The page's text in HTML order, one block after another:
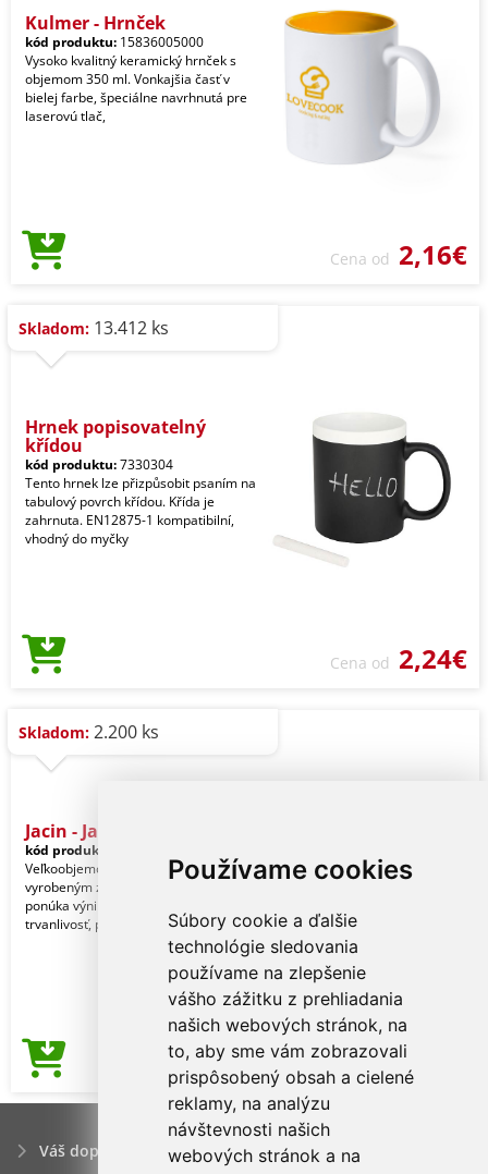
Používame cookies
Súbory cookie a ďalšie
technológie sledovania
používame na zlepšenie
vášho zážitku z prehliadania
našich webových stránok, na
to, aby sme vám zobrazovali
prispôsobený obsah a cielené
reklamy, na analýzu
návštevnosti našich
webových stránok a na
Kulmer - Hrnček
kód produktu: 15836005000
Vysoko kvalitný keramický hrnček s
objemom 350 ml. Vonkajšia časť v
bielej farbe, špeciálne navrhnutá pre
laserovú tlač,
Cena od 2,16€
Skladom: 13.412 ks
Hrnek popisovatelný
křídou
kód produktu:7330304
Tento hrnek lze přizpůsobit psaním na
tabulový povrch křídou. Křída je
zahrnuta. EN12875-1 kompatibilní,
vhodný do myčky
Cena od 2,24€
Skladom: 2.200 ks
Jacin - Jar
kód produktu:
Veľkoobjemová dóza (1,625 l) s telom
vyrobeným z odolného skla, ktoré
ponúka výnimočnú odolnosť a
trvanlivosť, predlžuje
Cena od 4,77€
Váš dopyt